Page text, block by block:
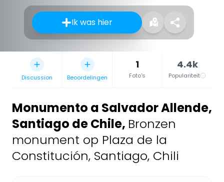
Ik was hier
Discussion Beoordelingen
1
Foto's
4.4k
Populariteit
Monumento a Salvador Allende,
Santiago de Chile, Bronzen
monument op Plaza de la
Constitución, Santiago, Chili